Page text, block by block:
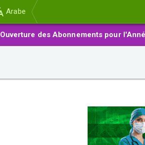
Arabe
Ouverture des Abonnements pour